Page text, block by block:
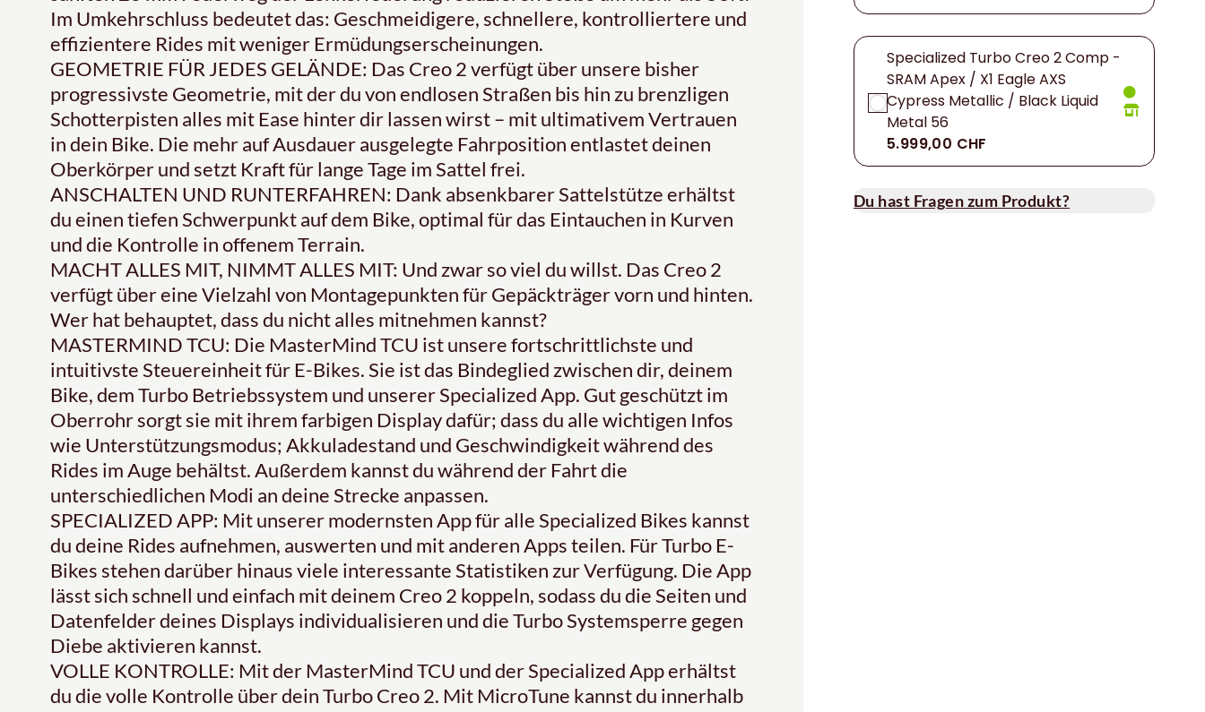
Im Umkehrschluss bedeutet das: Geschmeidigere, schnellere, kontrolliertere und
effizientere Rides mit weniger Ermüdungserscheinungen.
GEOMETRIE FÜR JEDES GELÄNDE: Das Creo 2 verfügt über unsere bisher
progressivste Geometrie, mit der du von endlosen Straßen bis hin zu brenzligen
Schotterpisten alles mit Ease hinter dir lassen wirst – mit ultimativem Vertrauen
in dein Bike. Die mehr auf Ausdauer ausgelegte Fahrposition entlastet deinen
Oberkörper und setzt Kraft für lange Tage im Sattel frei.
ANSCHALTEN UND RUNTERFAHREN: Dank absenkbarer Sattelstütze erhältst
du einen tiefen Schwerpunkt auf dem Bike, optimal für das Eintauchen in Kurven
und die Kontrolle in offenem Terrain.
MACHT ALLES MIT, NIMMT ALLES MIT: Und zwar so viel du willst. Das Creo 2
verfügt über eine Vielzahl von Montagepunkten für Gepäckträger vorn und hinten.
Wer hat behauptet, dass du nicht alles mitnehmen kannst?
MASTERMIND TCU: Die MasterMind TCU ist unsere fortschrittlichste und
intuitivste Steuereinheit für E-Bikes. Sie ist das Bindeglied zwischen dir, deinem
Bike, dem Turbo Betriebssystem und unserer Specialized App. Gut geschützt im
Oberrohr sorgt sie mit ihrem farbigen Display dafür; dass du alle wichtigen Infos
wie Unterstützungsmodus; Akkuladestand und Geschwindigkeit während des
Rides im Auge behältst. Außerdem kannst du während der Fahrt die
unterschiedlichen Modi an deine Strecke anpassen.
SPECIALIZED APP: Mit unserer modernsten App für alle Specialized Bikes kannst
du deine Rides aufnehmen, auswerten und mit anderen Apps teilen. Für Turbo E-
Bikes stehen darüber hinaus viele interessante Statistiken zur Verfügung. Die App
lässt sich schnell und einfach mit deinem Creo 2 koppeln, sodass du die Seiten und
Datenfelder deines Displays individualisieren und die Turbo Systemsperre gegen
Diebe aktivieren kannst.
VOLLE KONTROLLE: Mit der MasterMind TCU und der Specialized App erhältst
du die volle Kontrolle über dein Turbo Creo 2. Mit MicroTune kannst du innerhalb
Specialized Turbo Creo 2 Comp -
SRAM Apex / X1 Eagle AXS
Cypress Metallic / Black Liquid
Metal 56
5.999,00 CHF
Du hast Fragen zum Produkt?